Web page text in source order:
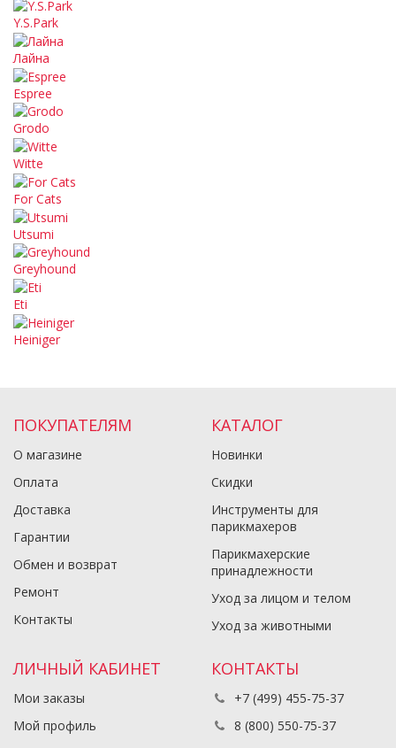
Y.S.Park
Лайна
Espree
Grodo
Witte
For Cats
Utsumi
Greyhound
Eti
Heiniger
ПОКУПАТЕЛЯМ
О магазине
Оплата
Доставка
Гарантии
Обмен и возврат
Ремонт
Контакты
КАТАЛОГ
Новинки
Скидки
Инструменты для
парикмахеров
Парикмахерские
принадлежности
Уход за лицом и телом
Уход за животными
ЛИЧНЫЙ КАБИНЕТ
Мои заказы
Мой профиль
КОНТАКТЫ
+7 (499) 455-75-37
8 (800) 550-75-37